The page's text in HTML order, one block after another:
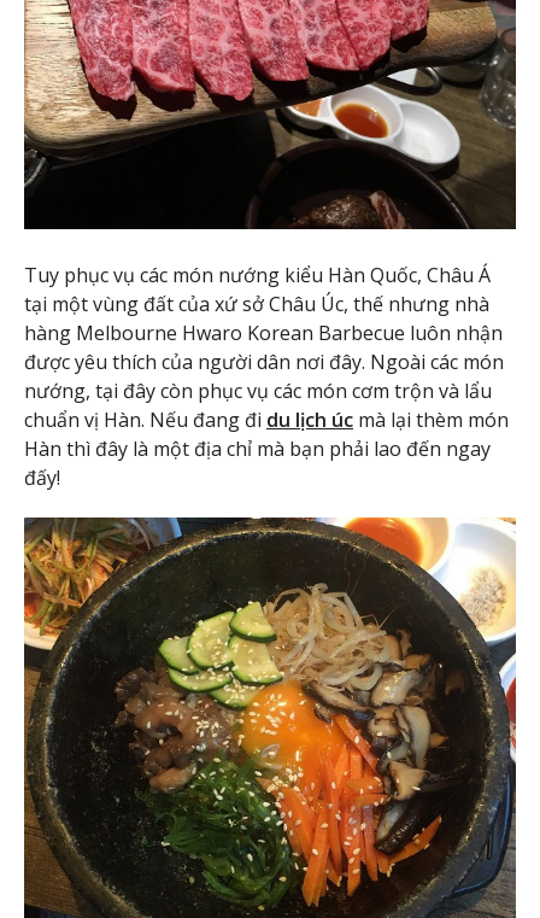
Tuy phục vụ các món nướng kiểu Hàn Quốc, Châu Á
tại một vùng đất của xứ sở Châu Úc, thế nhưng nhà
hàng Melbourne Hwaro Korean Barbecue luôn nhận
được yêu thích của người dân nơi đây. Ngoài các món
nướng, tại đây còn phục vụ các món cơm trộn và lẩu
chuẩn vị Hàn. Nếu đang đi du lịch úc mà lại thèm món
Hàn thì đây là một địa chỉ mà bạn phải lao đến ngay
đấy!